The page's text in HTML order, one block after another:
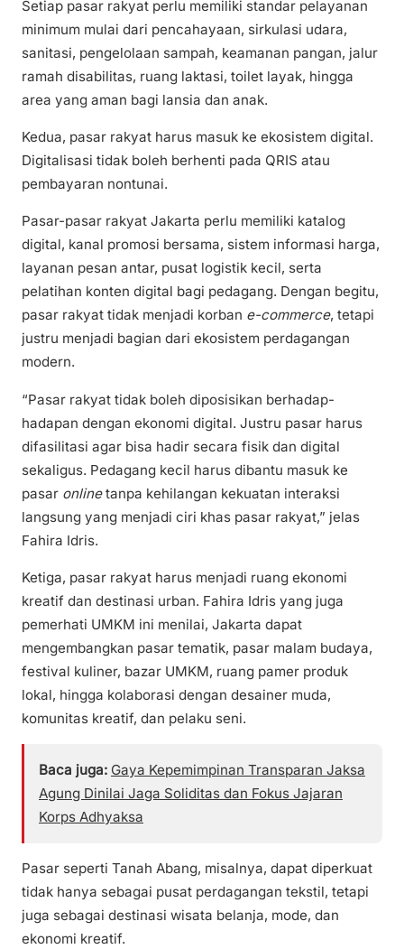
Setiap pasar rakyat perlu memiliki standar pelayanan
minimum mulai dari pencahayaan, sirkulasi udara,
sanitasi, pengelolaan sampah, keamanan pangan, jalur
ramah disabilitas, ruang laktasi, toilet layak, hingga
area yang aman bagi lansia dan anak.
Kedua, pasar rakyat harus masuk ke ekosistem digital.
Digitalisasi tidak boleh berhenti pada QRIS atau
pembayaran nontunai.
Pasar-pasar rakyat Jakarta perlu memiliki katalog
digital, kanal promosi bersama, sistem informasi harga,
layanan pesan antar, pusat logistik kecil, serta
pelatihan konten digital bagi pedagang. Dengan begitu,
pasar rakyat tidak menjadi korban e-commerce, tetapi
justru menjadi bagian dari ekosistem perdagangan
modern.
“Pasar rakyat tidak boleh diposisikan berhadap-
hadapan dengan ekonomi digital. Justru pasar harus
difasilitasi agar bisa hadir secara fisik dan digital
sekaligus. Pedagang kecil harus dibantu masuk ke
pasar onlinetanpa kehilangan kekuatan interaksi
langsung yang menjadi ciri khas pasar rakyat,” jelas
Fahira Idris.
Ketiga, pasar rakyat harus menjadi ruang ekonomi
kreatif dan destinasi urban. Fahira Idris yang juga
pemerhati UMKM ini menilai, Jakarta dapat
mengembangkan pasar tematik, pasar malam budaya,
festival kuliner, bazar UMKM, ruang pamer produk
lokal, hingga kolaborasi dengan desainer muda,
komunitas kreatif, dan pelaku seni.
Baca juga: Gaya Kepemimpinan Transparan Jaksa
Agung Dinilai Jaga Soliditas dan Fokus Jajaran
Korps Adhyaksa
Pasar seperti Tanah Abang, misalnya, dapat diperkuat
tidak hanya sebagai pusat perdagangan tekstil, tetapi
juga sebagai destinasi wisata belanja, mode, dan
ekonomi kreatif.